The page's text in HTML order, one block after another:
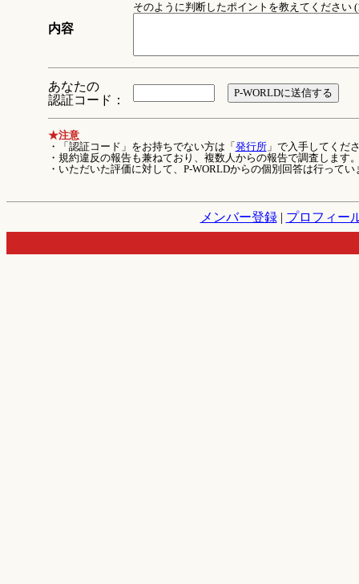
内容
そのように判断したポイントを教えてください
あなたの
認証コード：
★注意
・「認証コード」をお持ちでない方は「 発行所」で入手してくだ
・規約違反の報告も兼ねており、複数人からの報告で調査します
・いただいた評価に対して、P-WORLDからの個別回答は行ってい
メンバー登録| プロフィー